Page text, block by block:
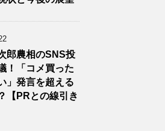
郎農相のSNS投
！「コメ買った
」発言を超える
【PRとの線引き